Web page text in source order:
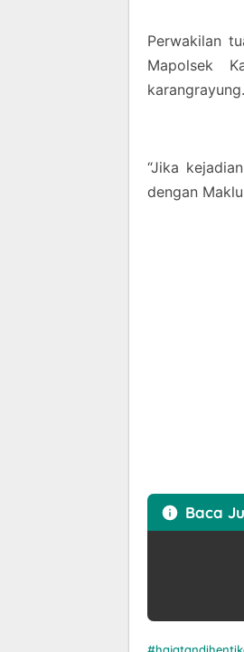
Perwakilan
Mapolsek
karangrayung.
“Jika
dengan
Baca